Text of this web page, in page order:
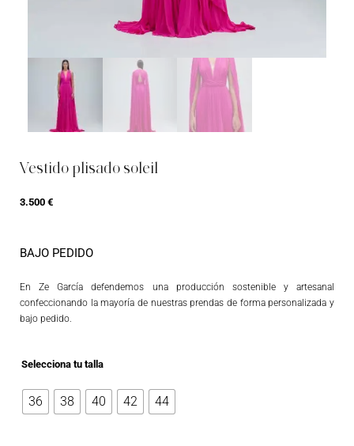
Vestido plisado soleil
3.500 €
BAJO PEDIDO
En Ze García defendemos una producción sostenible y artesanal
confeccionando la mayoría de nuestras prendas de forma personalizada y
bajo pedido.
Selecciona tu talla
36 38 40 42 44